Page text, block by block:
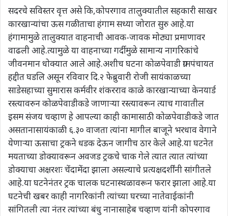
सदरचे सविस्तर वृत्त असे कि,कोपरगाव तालुक्यातील सहकारी साखर
कारखान्यांचा ऊस गळीताचा हंगाम सध्या जोरात सुरु आहे.या
हंगामामुळे तालुक्यात वाहनाची आवक-जावक मोठ्या प्रमाणावर
वाढली आहे.त्यामुळे या वाहनाच्या गर्दीमुळे सामान्य नागरिकांचे
जीवनमान धोक्यात आले आहे.अशीच घटना कोळपेवाडी ग्रामपंचायत
हद्दीत घडलि असून रविवार दि.२ फेब्रुवारी रोजी सायंकाळच्या
साडेसहाच्या सुमारास कर्मवीर शंकरराव काळे कारखान्याच्या केनयार्ड
रस्त्यावरुन कोळपेवाडीकडे जाणाऱ्या रस्त्यावरून त्याच गावातील
इसम संजय चव्हाण हे आपल्या काही कामासाठी कोळपेवाडीकडे जात
असतानासायंकाळी ६.३० वाजता त्यांना मागील बाजूने भरधाव वेगाने
येणाऱ्या ऊसाचा ट्रकने धडक देऊन जागीच ठार केले आहे.या घटनेत
मयताच्या डोक्यावरून अवजड ट्रकचे चाक गेले त्यात त्यात त्यांच्या
डोक्याचा अक्षरशः चेंदामेंदा झाला असल्याचे प्रत्यक्षदर्शींनी सांगीतले
आहे.या घटनेनंतर ट्रक चालक घटनास्थळावरून फरार झाला आहे.या
घटनेची खबर काही नागरिकांनी त्यांच्या घरच्या नातेवाईकांनी
सांगितली त्या नंतर त्यांच्या बंधु नानासाहेब चव्हाण यांनी कोपरगाव